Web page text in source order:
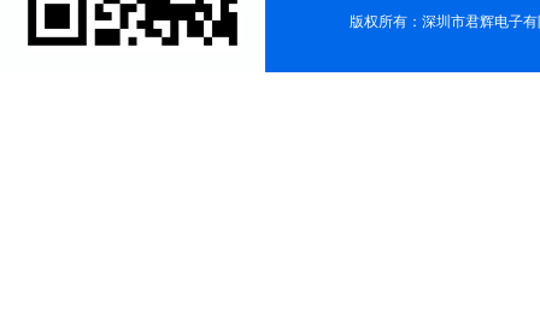
版权所有：深圳市君辉电子